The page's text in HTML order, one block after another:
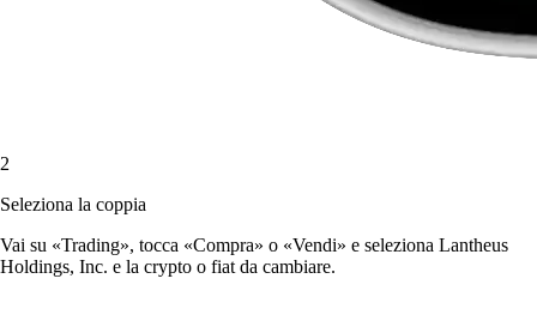
2
Seleziona la coppia
Vai su «Trading», tocca «Compra» o «Vendi» e seleziona Lantheus
Holdings, Inc. e la crypto o fiat da cambiare.